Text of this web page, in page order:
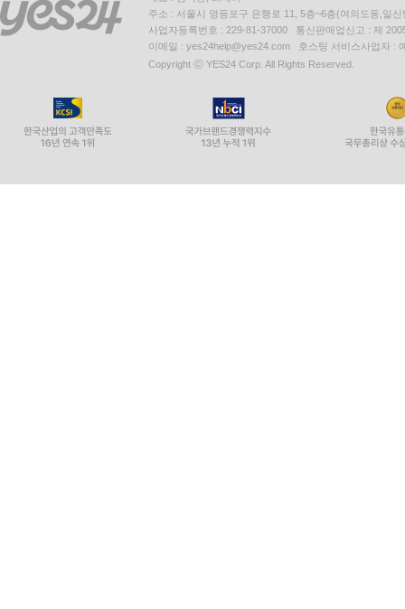
주소 : 서울시 영등포구 은행로 11, 5층~6층(여의도동,일신
사업자등록번호 : 229-81-37000 통신판매업신고 : 제
이메일 : yes24help@yes24.com 호스팅 서비스사업자 :
Copyright ⓒ YES24 Corp. All Rights Reserved.